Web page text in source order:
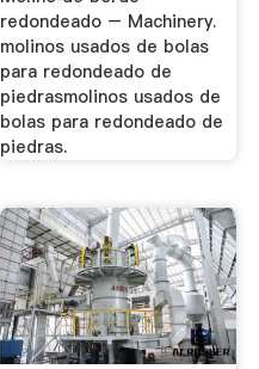
redondeado – Machinery.
molinos usados de bolas
para redondeado de
piedrasmolinos usados de
bolas para redondeado de
piedras.